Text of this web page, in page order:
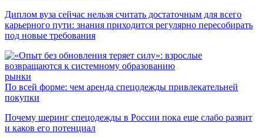
Диплом вуза сейчас нельзя считать достаточным для всего
карьерного пути: знания приходится регулярно пересобирать
под новые требования
рынки
По всей форме: чем аренда спецодежды привлекательней
покупки
Почему шеринг спецодежды в России пока еще слабо развит
и каков его потенциал